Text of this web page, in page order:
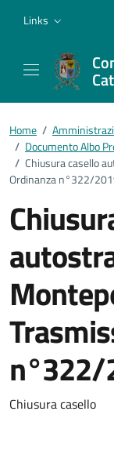
Links
Home /
/ Documento Albo
/ Chiusura casello
Ordinanza n°322/
Dettagli
Chiusura casello